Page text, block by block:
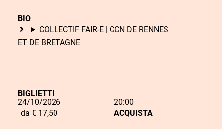
BIO
COLLECTIF FAIR-E | CCN DE RENNES
ET DE BRETAGNE
BIGLIETTI
L
24/10/2026
20:00
da € 17,50
ACQUISTA